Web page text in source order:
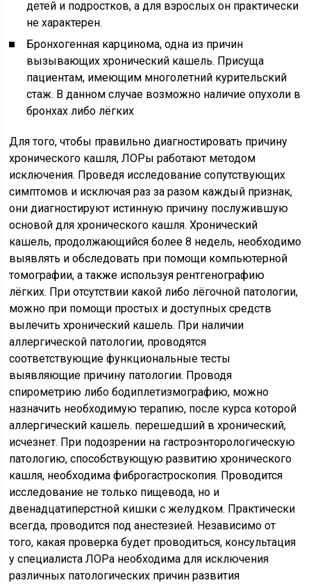
детей и подростков, а для взрослых он практически
не характерен.
Бронхогенная карцинома, одна из причин
вызывающих хронический кашель. Присуща
пациентам, имеющим многолетний курительский
стаж. В данном случае возможно наличие опухоли в
бронхах либо лёгких
Для того, чтобы правильно диагностировать причину
хронического кашля, ЛОРы работают методом
исключения. Проведя исследование сопутствующих
симптомов и исключая раз за разом каждый признак,
они диагностируют истинную причину послужившую
основой для хронического кашля. Хронический
кашель, продолжающийся более 8 недель, необходимо
выявлять и обследовать при помощи компьютерной
томографии, а также используя рентгенографию
лёгких. При отсутствии какой либо лёгочной патологии,
можно при помощи простых и доступных средств
вылечить хронический кашель. При наличии
аллергической патологии, проводятся
соответствующие функциональные тесты
выявляющие причину патологии. Проводя
спирометрию либо бодиплетизмографию, можно
назначить необходимую терапию, после курса которой
аллергический кашель. перешедший в хронический,
исчезнет. При подозрении на гастроэнторологическую
патологию, способствующую развитию хронического
кашля, необходима фиброгастроскопия. Проводится
исследование не только пищевода, но и
двенадцатиперстной кишки с желудком. Практически
всегда, проводится под анестезией. Независимо от
того, какая проверка будет проводиться, консультация
у специалиста ЛОРа необходима для исключения
различных патологических причин развития